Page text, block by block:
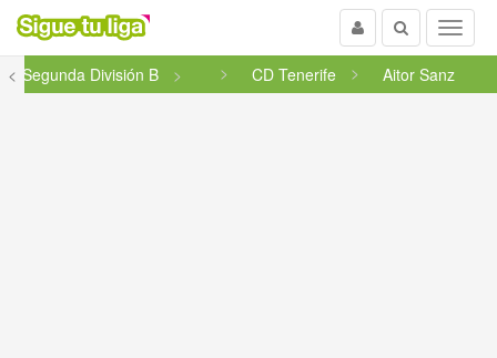
Menu
Buscar
Usuario
< Segunda División B CD Tenerife Aitor Sanz